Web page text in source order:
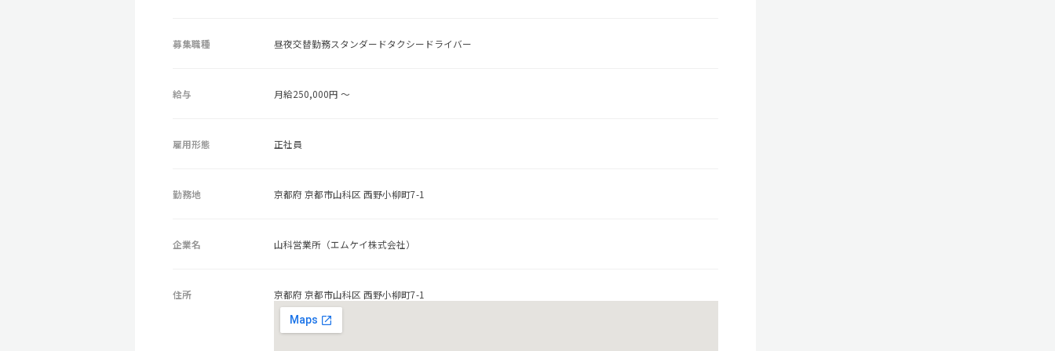
募集職種 昼夜交替勤務スタンダードタクシードライバー
給与 月給250,000円 ～
雇用形態 正社員
勤務地 京都府 京都市山科区 西野小柳町7-1
企業名 山科営業所（エムケイ株式会社）
住所 京都府 京都市山科区 西野小柳町7-1